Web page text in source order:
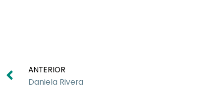
ANTERIOR
Daniela Rivera